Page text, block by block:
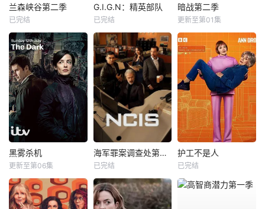
兰森峡谷第二季
已完结
G.I.G.N：精英部队
已完结
暗战第二季
更新至第01集
黑雾杀机
更新至第06集
海军罪案调查处第二十三季
已完结
护工不是人
已完结